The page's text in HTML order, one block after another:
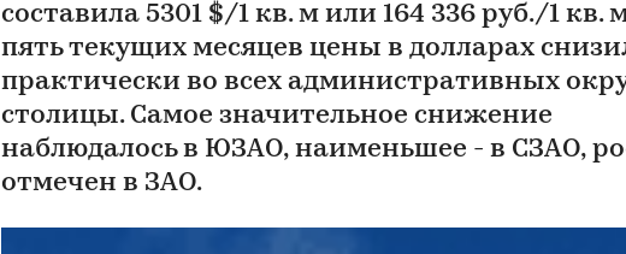
составила 5301 $/1 кв. м или 164 336 руб./1 кв.
пять текущих месяцев цены в долларах
практически во всех административных
столицы. Самое значительное снижение
наблюдалось в ЮЗАО, наименьшее - в СЗАО,
отмечен в ЗАО.